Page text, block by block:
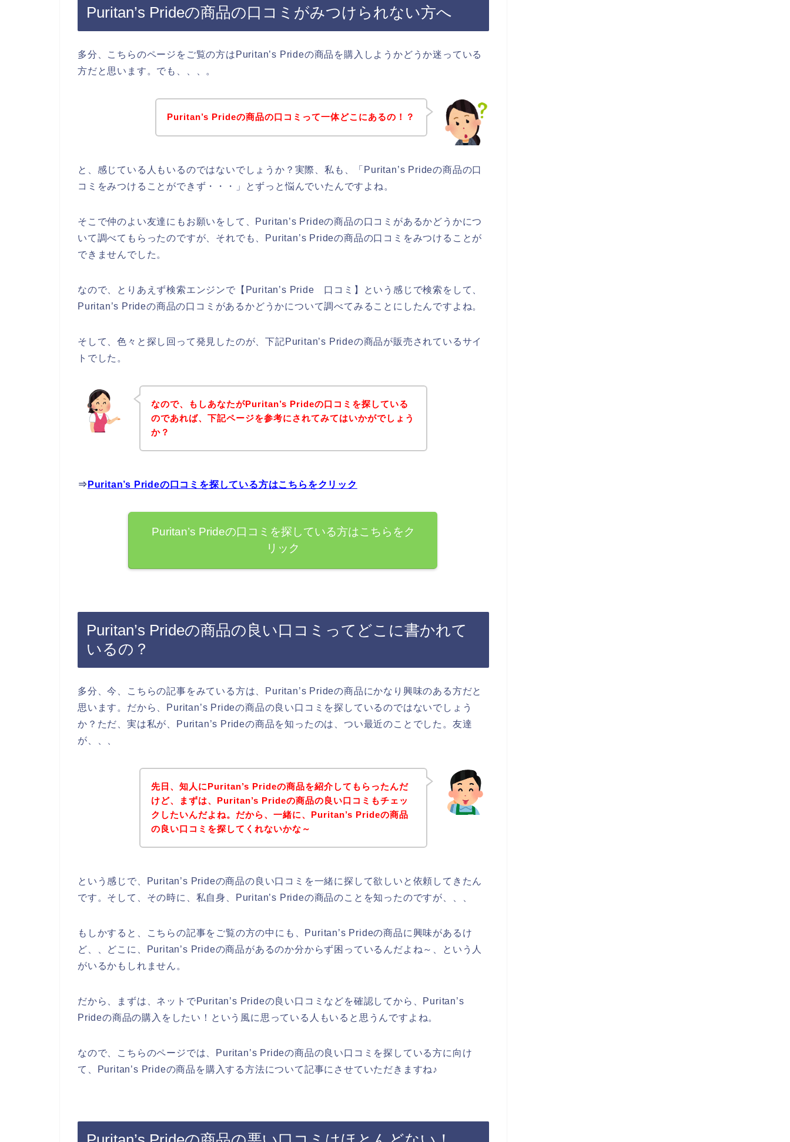
Puritan’s Prideの商品の口コミがみつけられない方へ
多分、こちらのページをご覧の方はPuritan’s Prideの商品を購入しようかどうか迷っている
方だと思います。でも、、、。
Puritan’s Prideの商品の口コミって一体どこにあるの！？
と、感じている人もいるのではないでしょうか？実際、私も、「Puritan’s Prideの商品の口
コミをみつけることができず・・・」とずっと悩んでいたんですよね。
そこで仲のよい友達にもお願いをして、Puritan’s Prideの商品の口コミがあるかどうかにつ
いて調べてもらったのですが、それでも、Puritan’s Prideの商品の口コミをみつけることが
できませんでした。
なので、とりあえず検索エンジンで【Puritan’s Pride 口コミ】という感じで検索をして、
Puritan’s Prideの商品の口コミがあるかどうかについて調べてみることにしたんですよね。
そして、色々と探し回って発見したのが、下記Puritan’s Prideの商品が販売されているサイ
トでした。
なので、もしあなたがPuritan’s Prideの口コミを探している
のであれば、下記ページを参考にされてみてはいかがでしょう
か？
⇒ Puritan’s Prideの口コミを探している方はこちらをクリック
Puritan’s Prideの口コミを探している方はこちらをク
リック
Puritan’s Prideの商品の良い口コミってどこに書かれて
いるの？
多分、今、こちらの記事をみている方は、Puritan’s Prideの商品にかなり興味のある方だと
思います。だから、Puritan’s Prideの商品の良い口コミを探しているのではないでしょう
か？ただ、実は私が、Puritan’s Prideの商品を知ったのは、つい最近のことでした。友達
が、、、
先日、知人にPuritan’s Prideの商品を紹介してもらったんだ
けど、まずは、Puritan’s Prideの商品の良い口コミもチェッ
クしたいんだよね。だから、一緒に、Puritan’s Prideの商品
の良い口コミを探してくれないかな～
という感じで、Puritan’s Prideの商品の良い口コミを一緒に探して欲しいと依頼してきたん
です。そして、その時に、私自身、Puritan’s Prideの商品のことを知ったのですが、、、
もしかすると、こちらの記事をご覧の方の中にも、Puritan’s Prideの商品に興味があるけ
ど、、どこに、Puritan’s Prideの商品があるのか分からず困っているんだよね～、という人
がいるかもしれません。
だから、まずは、ネットでPuritan’s Prideの良い口コミなどを確認してから、Puritan’s
Prideの商品の購入をしたい！という風に思っている人もいると思うんですよね。
なので、こちらのページでは、Puritan’s Prideの商品の良い口コミを探している方に向け
て、Puritan’s Prideの商品を購入する方法について記事にさせていただきますね♪